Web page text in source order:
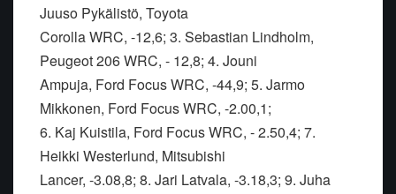
Juuso Pykälistö, Toyota
Corolla WRC, -12,6; 3. Sebastian Lindholm,
Peugeot 206 WRC, - 12,8; 4. Jouni
Ampuja, Ford Focus WRC, -44,9; 5. Jarmo
Mikkonen, Ford Focus WRC, -2.00,1;
6. Kaj Kuistila, Ford Focus WRC, - 2.50,4; 7.
Heikki Westerlund, Mitsubishi
Lancer, -3.08,8; 8. Jari Latvala, -3.18,3; 9. Juha